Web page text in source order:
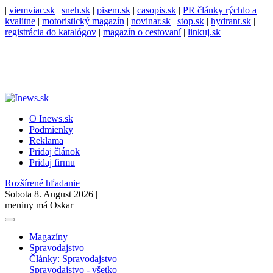
| viemviac.sk | sneh.sk | pisem.sk | casopis.sk | PR články rýchlo a
kvalitne | motoristický magazín | novinar.sk | stop.sk | hydrant.sk |
registrácia do katalógov | magazín o cestovaní| linkuj.sk |
O Inews.sk
Podmienky
Reklama
Pridaj článok
Pridaj firmu
Rozšírené hľadanie
Sobota 8. August 2026 |
meniny má Oskar
Magazíny
Spravodajstvo
Články: Spravodajstvo
Spravodajstvo - všetko